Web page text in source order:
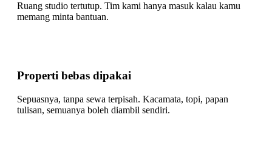
Ruang studio tertutup. Tim kami hanya masuk kalau kamu
memang minta bantuan.
Properti bebas dipakai
Sepuasnya, tanpa sewa terpisah. Kacamata, topi, papan
tulisan, semuanya boleh diambil sendiri.